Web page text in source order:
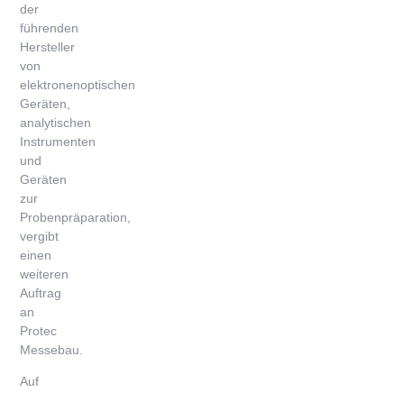
der
führenden
Hersteller
von
elektronenoptischen
Geräten,
analytischen
Instrumenten
und
Geräten
zur
Probenpräparation,
vergibt
einen
weiteren
Auftrag
an
Protec
Messebau.
Auf